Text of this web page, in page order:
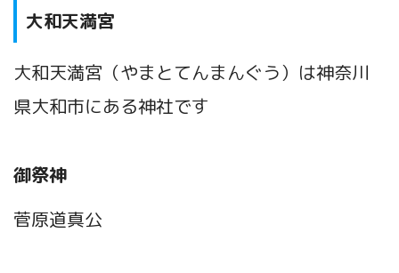
大和天満宮
大和天満宮（やまとてんまんぐう）は神奈川
県大和市にある神社です
御祭神
菅原道真公